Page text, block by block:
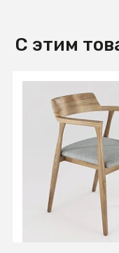
С этим
21 732.30 ₽
AL 103 Стул Киото
(580*570*805)
В